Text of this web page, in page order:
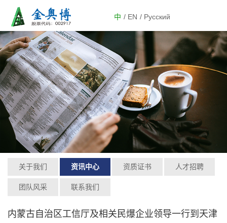
/ Русский
/ EN
中
关于我们 资讯中心 资质证书 人才招聘
团队风采 联系我们
内蒙古自治区工信厅及相关民爆企业领导一行到天津